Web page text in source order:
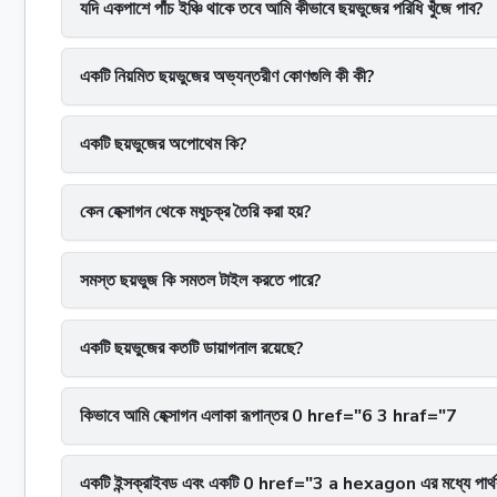
যদি একপাশে পাঁচ ইঞ্চি থাকে তবে আমি কীভাবে ছয়ভুজের পরিধি খুঁজে পাব?
একটি নিয়মিত ছয়ভুজের অভ্যন্তরীণ কোণগুলি কী কী?
একটি ছয়ভুজের অপোথেম কি?
কেন হেক্সাগন থেকে মধুচক্র তৈরি করা হয়?
সমস্ত ছয়ভুজ কি সমতল টাইল করতে পারে?
একটি ছয়ভুজের কতটি ডায়াগনাল রয়েছে?
কিভাবে আমি হেক্সাগন এলাকা রূপান্তর 0 href="6 3 hraf="7
একটি ইন্সক্রাইবড এবং একটি 0 href="3 a hexagon এর মধ্যে